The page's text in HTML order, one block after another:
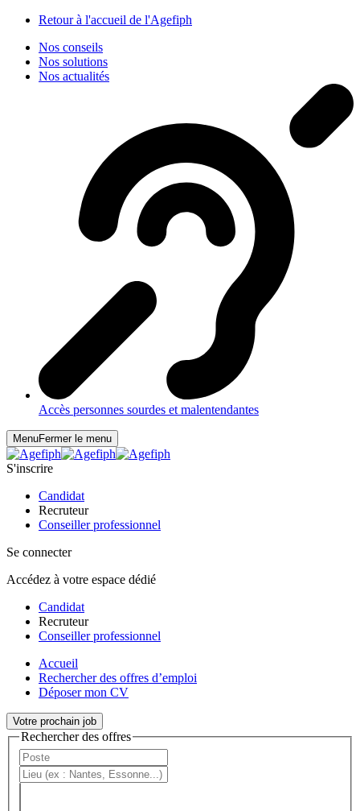
Retour à l'accueil de l'Agefiph
Nos conseils
Nos solutions
Nos actualités
Accès personnes sourdes et malentendantes
MenuFermer le menu
S'inscrire
Candidat
Recruteur
Conseiller professionnel
Se connecter
Accédez à votre espace dédié
Candidat
Recruteur
Conseiller professionnel
Accueil
Rechercher des offres d’emploi
Déposer mon CV
Votre prochain job
Rechercher des offres